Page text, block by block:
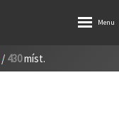
/ 430míst.